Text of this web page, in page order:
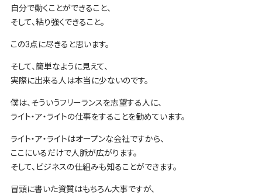
自分で動くことができること、
そして、粘り強くできること。
この3点に尽きると思います。
そして、簡単なように見えて、
実際に出来る人は本当に少ないのです。
僕は、そういうフリーランスを志望する人に、
ライト・ア・ライトの仕事をすることを勧めています。
ライト・ア・ライトはオープンな会社ですから、
ここにいるだけで人脈が広がります。
そして、ビジネスの仕組みも知ることができます。
冒頭に書いた資質はもちろん大事ですが、